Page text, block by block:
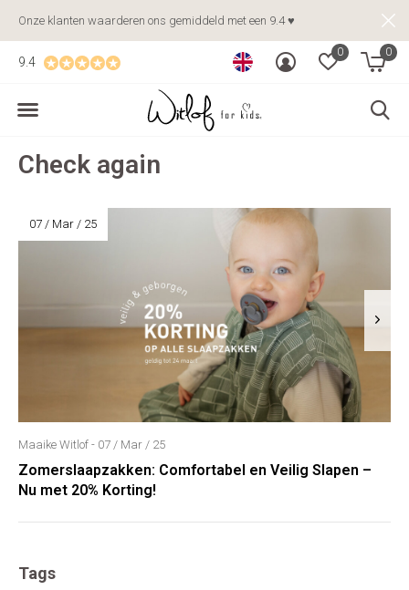
0 0
9.4
Onze klanten waarderen ons gemiddeld met een 9.4 ♥
Check again
07 / Mar / 25
Maaike Witlof - 07 / Mar / 25
Zomerslaapzakken: Comfortabel en Veilig Slapen –
Nu met 20% Korting!
Tags